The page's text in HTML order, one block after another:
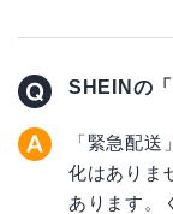
SHEINの
「緊急配
化はありま
あります。